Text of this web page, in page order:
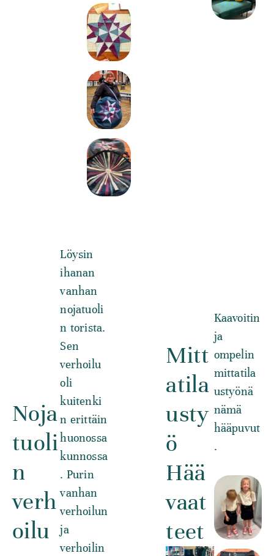
Noja
tuoli
n
verh
oilu
Löysin
ihanan
vanhan
nojatuoli
n torista.
Sen
verhoilu
oli
kuitenki
n erittäin
huonossa
kunnossa
. Purin
vanhan
verhoilun
ja
verhoilin
Mitt
atila
usty
ö
Hää
vaat
teet
Kaavoitin
ja
ompelin
mittatila
ustyönä
nämä
hääpuvut
.